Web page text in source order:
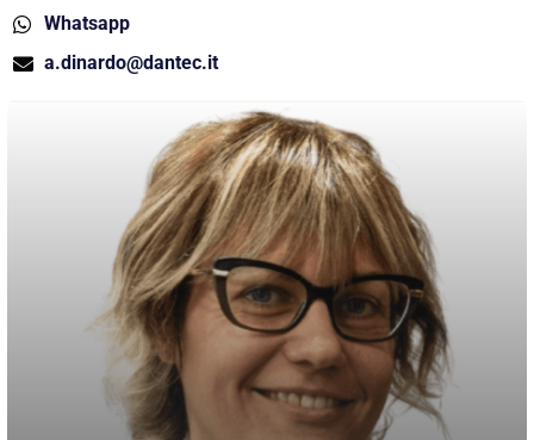
Whatsapp
a.dinardo@dantec.it